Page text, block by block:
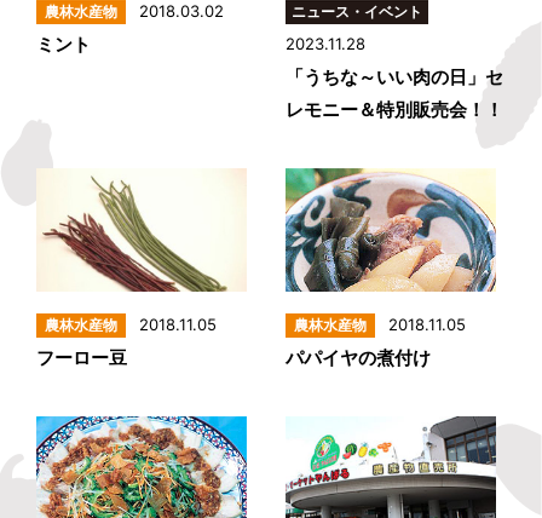
2018.03.02
ミント 2023.11.28
「うちな～いい肉の日」セ
レモニー＆特別販売会！！
2018.11.05
フーロー豆
2018.11.05
パパイヤの煮付け